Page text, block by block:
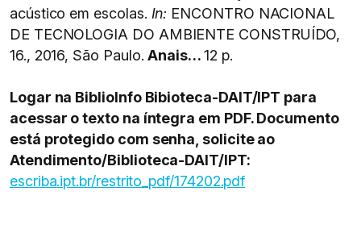
acústico em escolas. In: ENCONTRO NACIONAL
DE TECNOLOGIA DO AMBIENTE CONSTRUÍDO,
16., 2016, São Paulo.Anais…12 p.
Logar na BiblioInfo Bibioteca-DAIT/IPT para
acessar o texto na íntegra em PDF. Documento
está protegido com senha, solicite ao
Atendimento/Biblioteca-DAIT/IPT:
escriba.ipt.br/restrito_pdf/174202.pdf